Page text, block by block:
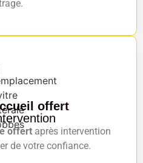
offert
offertaprès intervention
de votre confiance.